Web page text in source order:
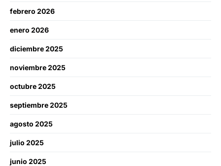
febrero 2026
enero 2026
diciembre 2025
noviembre 2025
octubre 2025
septiembre 2025
agosto 2025
julio 2025
junio 2025